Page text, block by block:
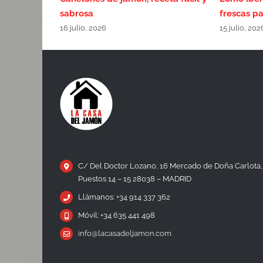
sabrosa
16 julio, 2026
frescas
15 julio,
C/ Del Doctor Lozano, 16 Mercado de Doña Carlota,
Puestos 14 – 15 28038 – MADRID
Llámanos: +34 914 337 362
Móvil: +34 635 441 498
info@lacasadeljamon.com